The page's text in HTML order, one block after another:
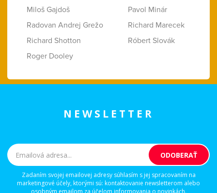
Miloš Gajdoš
Pavol Minár
Radovan Andrej Grežo
Richard Marecek
Richard Shotton
Róbert Slovák
Roger Dooley
NEWSLETTER
Zadaním svojej emailovej adresy súhlasím s jej spracovaním na
marketingové účely, ktorými sú: kontaktovanie newsletterom alebo